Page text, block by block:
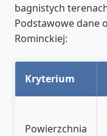
bagnistych
Podstawowe dane
Rominckiej:
Kryterium
Powierzchnia